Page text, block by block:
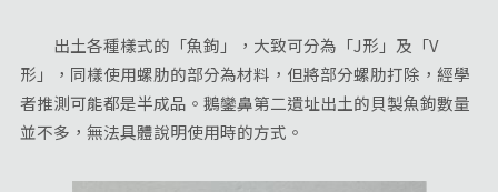
出土各種樣式的「魚鉤」，大致可分為「J形」及「V
形」，同樣使用螺肋的部分為材料，但將部分螺肋打除，經學
者推測可能都是半成品。鵝鑾鼻第二遺址出土的貝製魚鉤數量
並不多，無法具體說明使用時的方式。